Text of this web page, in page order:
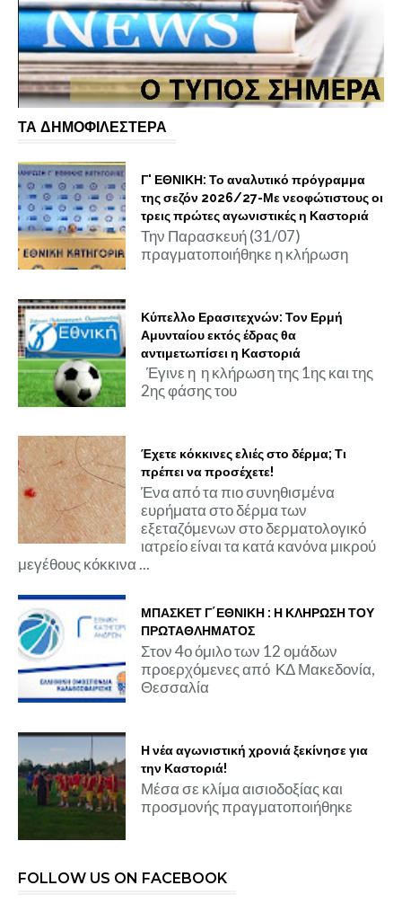
ΤΑ ΔΗΜΟΦΙΛΕΣΤΕΡΑ
Γ' ΕΘΝΙΚΗ: Το αναλυτικό πρόγραμμα
της σεζόν 2026/27-Με νεοφώτιστους οι
τρεις πρώτες αγωνιστικές η Καστοριά
Την Παρασκευή (31/07)
πραγματοποιήθηκε η κλήρωση
Κύπελλο Ερασιτεχνών: Τον Ερμή
Αμυνταίου εκτός έδρας θα
αντιμετωπίσει η Καστοριά
Έγινε η η κλήρωση της 1ης και της
2ης φάσης του
Έχετε κόκκινες ελιές στο δέρμα; Τι
πρέπει να προσέχετε!
Ένα από τα πιο συνηθισμένα
ευρήματα στο δέρμα των
εξεταζόμενων στο δερματολογικό
ιατρείο είναι τα κατά κανόνα μικρού
μεγέθους κόκκινα ...
ΜΠΑΣΚΕΤ Γ΄ΕΘΝΙΚΗ : Η ΚΛΗΡΩΣΗ ΤΟΥ
ΠΡΩΤΑΘΛΗΜΑΤΟΣ
Στον 4ο όμιλο των 12 ομάδων
προερχόμενες από ΚΔ Μακεδονία,
Θεσσαλία
Η νέα αγωνιστική χρονιά ξεκίνησε για
την Καστοριά!
Μέσα σε κλίμα αισιοδοξίας και
προσμονής πραγματοποιήθηκε
FOLLOW US ON FACEBOOK